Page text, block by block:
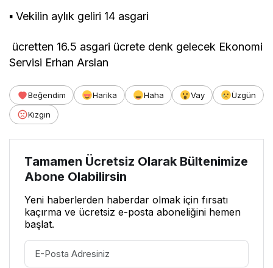
▪ Vekilin aylık geliri 14 asgari
ücretten 16.5 asgari ücrete denk gelecek Ekonomi
Servisi Erhan Arslan
Beğendim Harika Haha Vay
Üzgün
Kızgın
Tamamen Ücretsiz Olarak Bültenimize
Abone Olabilirsin
Yeni haberlerden haberdar olmak için fırsatı
kaçırma ve ücretsiz e-posta aboneliğini hemen
başlat.